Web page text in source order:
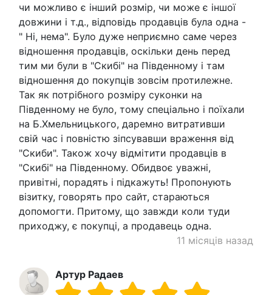
чи можливо є інший розмір, чи може є іншої
довжини і т.д., відповідь продавців була одна -
" Ні, нема". Було дуже неприємно саме через
відношення продавців, оскільки день перед
тим ми були в "Скибі" на Південному і там
відношення до покупців зовсім протилежне.
Так як потрібного розміру суконки на
Південному не було, тому спеціально і поїхали
на Б.Хмельницького, даремно витративши
свій час і повністю зіпсувавши враження від
"Скиби". Також хочу відмітити продавців в
"Скибі" на Південному. Обидвоє уважні,
привітні, порадять і підкажуть! Пропонують
візитку, говорять про сайт, стараються
допомогти. Притому, що завжди коли туди
приходжу, є покупці, а продавець одна.
11 місяців назад
Артур Радаев